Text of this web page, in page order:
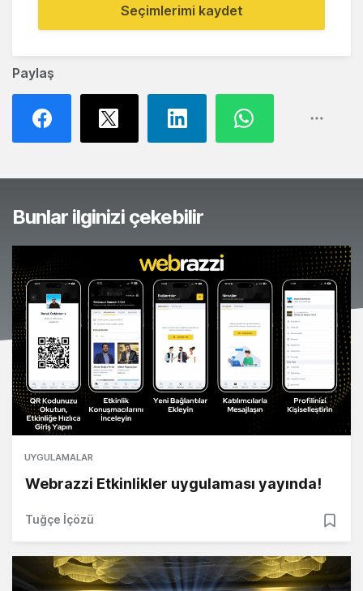
Paylaş
Seçimlerimi kaydet
Bunlar ilginizi çekebilir
UYGULAMALAR
Webrazzi Etkinlikler uygulaması yayında!
Tuğçe İçözü